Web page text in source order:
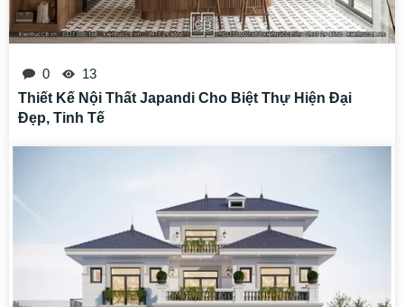
0
13
Thiết Kế Nội Thất Japandi Cho Biệt Thự Hiện Đại
Đẹp, Tinh Tế